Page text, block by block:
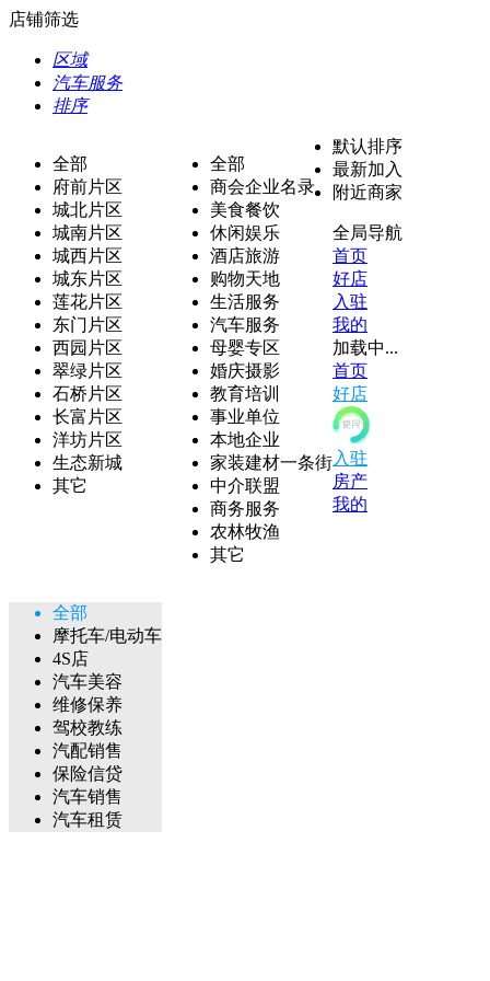
店铺筛选
区域
汽车服务
排序
全部
府前片区
城北片区
城南片区
城西片区
城东片区
莲花片区
东门片区
西园片区
翠绿片区
石桥片区
长富片区
洋坊片区
生态新城
其它
全部
商会企业名录
美食餐饮
休闲娱乐
酒店旅游
购物天地
生活服务
汽车服务
母婴专区
婚庆摄影
教育培训
事业单位
本地企业
家装建材一条街
中介联盟
商务服务
农林牧渔
其它
全部
摩托车/电动车
4S店
汽车美容
维修保养
驾校教练
汽配销售
保险信贷
汽车销售
汽车租赁
默认排序
最新加入
附近商家
全局导航
首页
好店
入驻
我的
加载中...
首页
好店
入驻
房产
我的